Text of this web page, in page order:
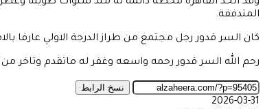
المتدفقة.
كان السر قدور رجل مجتمع من طراز الدرجة الاولي عارفا
رحم الله السر قدور رحمه واسعه وغفر له ماتقدم وتاخر من
نسخ الرابط
2026-03-31